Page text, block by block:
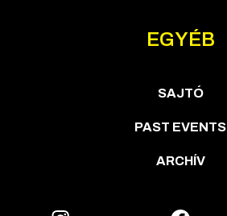
EGYÉB
SAJTÓ
PAST EVENTS
ARCHÍV